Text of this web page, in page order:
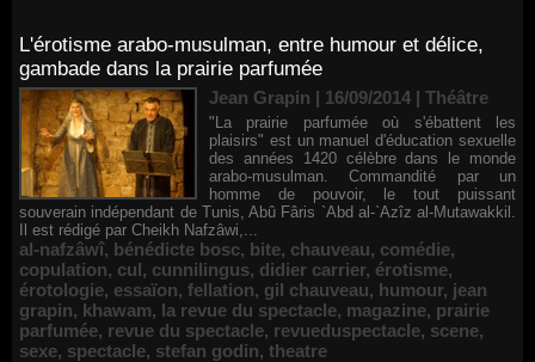
L'érotisme arabo-musulman, entre humour et délice,
gambade dans la prairie parfumée
Jean Grapin | 16/09/2014 | Théâtre
"La prairie parfumée où s'ébattent les
plaisirs" est un manuel d'éducation sexuelle
des années 1420 célèbre dans le monde
arabo-musulman. Commandité par un
homme de pouvoir, le tout puissant
souverain indépendant de Tunis, Abû Fâris `Abd al-`Azîz al-Mutawakkil.
Il est rédigé par Cheikh Nafzâwi,...
al-nafzâwî, bénédicte bosc, bite, chauveau, comédie,
copulation, cul, cunnilingus, didier carrier, érotisme,
érotologie, essaïon, fellation, gil chauveau, humour, jean
grapin, khawam, la revue du spectacle, magazine, prairie
parfumée, revue du spectacle, revueduspectacle, scene,
sexe, spectacle, stefan godin, theatre